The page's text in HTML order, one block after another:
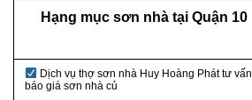
Hạng mục sơn nhà tại Quận 10
Dịch vụ thợ sơn nhà Huy Hoàng Phát tư vấn
báo giá sơn nhà củ